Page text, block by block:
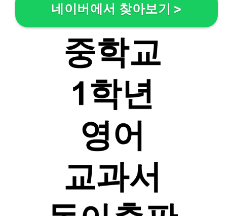
네이버에서 찾아보기 >